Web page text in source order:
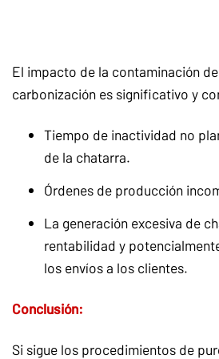
El impacto de la contaminación
carbonización es significativo y
Tiempo de inactividad no
de la chatarra.
Órdenes de producción
La generación excesiva de
rentabilidad y
los envíos a los clientes.
Conclusión:
Si sigue los procedimientos de